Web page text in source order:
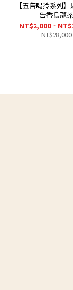
【五告喝拎系列
告香烏龍茶
NT$2,000 ~
NT$28,000